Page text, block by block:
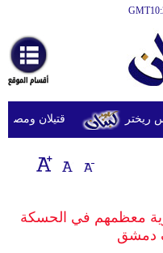
أخبارعاجلة
رياضة
ثقافة
إقتصاد
وموسيقى
قتيلان ومصابون جراء 14 غارة إسرائيلية على
في سورية معظمهم في الحسكة
دمشق